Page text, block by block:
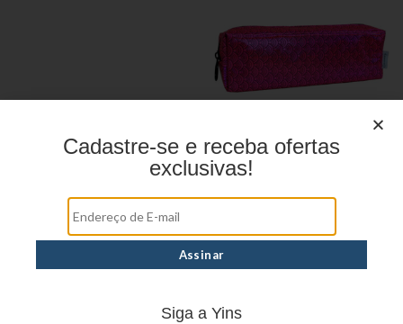
Estojo Juvenil YS27109
Cadastre-se e receba ofertas
exclusivas!
Siga a Yins